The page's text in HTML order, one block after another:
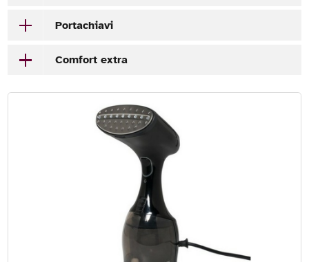
Portachiavi
Comfort extra